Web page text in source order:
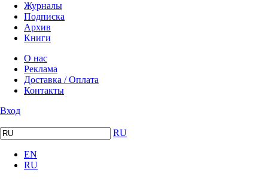
Журналы
Подписка
Архив
Книги
О нас
Реклама
Доставка / Оплата
Контакты
Вход
RU
EN
RU